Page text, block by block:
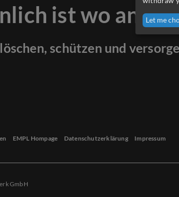
ist wo
schützen und
EMPL Hompage Datenschutzerklärung Impressum
GmbH
Let me